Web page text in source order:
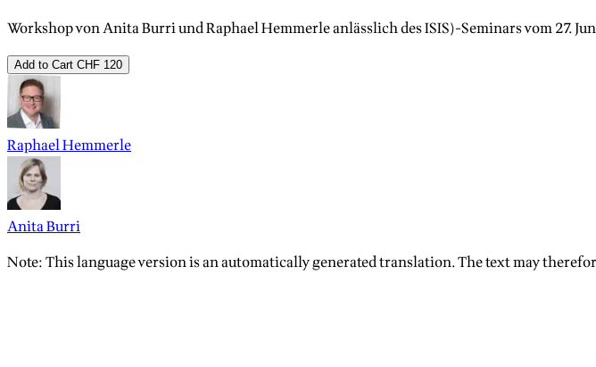
Workshop von Anita Burri und Raphael Hemmerle anlässlich des ISIS)-Seminars vom 27.
Add to Cart CHF 120
Raphael Hemmerle
Anita Burri
Note: This language version is an automatically generated translation. The text may